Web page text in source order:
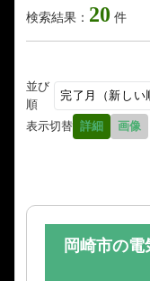
検索結果： 20 件
並び
順
表示切替 詳細 画像
岡崎市の